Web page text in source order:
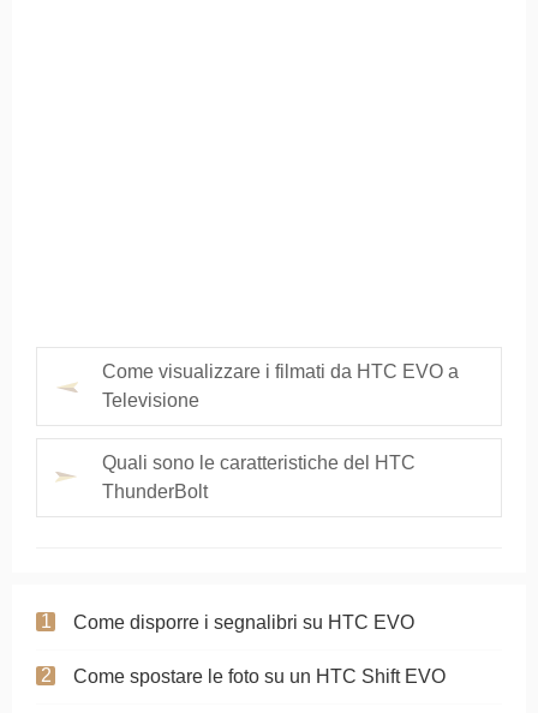
Come visualizzare i filmati da HTC EVO a
Televisione
Quali sono le caratteristiche del HTC
ThunderBolt
Come disporre i segnalibri su HTC EVO
Come spostare le foto su un HTC Shift EVO